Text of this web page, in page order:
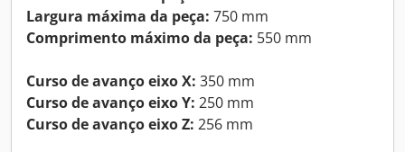
Largura máxima da peça: 750 mm
Comprimento máximo da peça: 550 mm
Curso de avanço eixo X: 350 mm
Curso de avanço eixo Y: 250 mm
Curso de avanço eixo Z: 256 mm